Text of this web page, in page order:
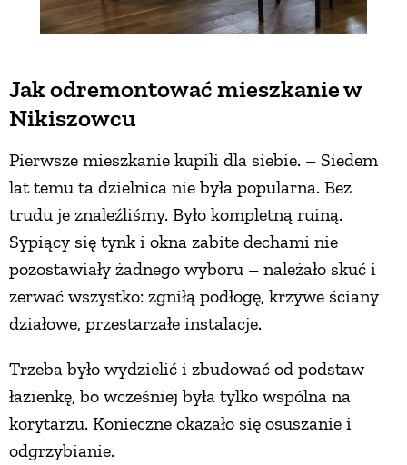
Jak odremontować mieszkanie w
Nikiszowcu
Pierwsze mieszkanie kupili dla siebie. – Siedem
lat temu ta dzielnica nie była popularna. Bez
trudu je znaleźliśmy. Było kompletną ruiną.
Sypiący się tynk i okna zabite dechami nie
pozostawiały żadnego wyboru – należało skuć i
zerwać wszystko: zgniłą podłogę, krzywe ściany
działowe, przestarzałe instalacje.
Trzeba było wydzielić i zbudować od podstaw
łazienkę, bo wcześniej była tylko wspólna na
korytarzu. Konieczne okazało się osuszanie i
odgrzybianie.